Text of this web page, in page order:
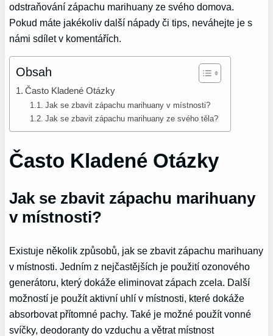
odstraňování zápachu marihuany ze svého domova.
Pokud máte jakékoliv další nápady či tips, neváhejte je s
námi sdílet v komentářích.
Obsah
Často Kladené Otázky
Jak se zbavit zápachu marihuany v místnosti?
Jak se zbavit zápachu marihuany ze svého těla?
Často Kladené Otázky
Jak se zbavit zápachu marihuany
v místnosti?
Existuje několik způsobů, jak se zbavit zápachu marihuany
v místnosti. Jedním z nejčastějších je použití ozonového
generátoru, který dokáže eliminovat zápach zcela. Další
možností je použít aktivní uhlí v místnosti, které dokáže
absorbovat přítomné pachy. Také je možné použít vonné
svíčky, deodoranty do vzduchu a větrat místnost